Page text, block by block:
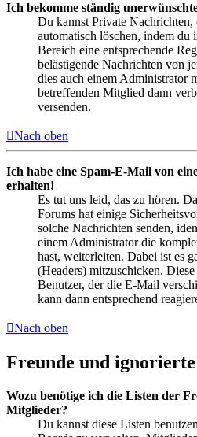
Ich bekomme ständig
Du kannst Private
automatisch löschen, indem du
Bereich eine entsprechende
belästigende Nachrichten von
dies auch einem Administrator
betreffenden Mitglied dann
versenden.
Nach oben
Ich habe eine Spam-E-Mail von
erhalten!
Es tut uns leid, das zu hören.
Forums hat einige
solche Nachrichten senden,
einem Administrator die
hast, weiterleiten. Dabei ist es
(Headers) mitzuschicken.
Benutzer, der die E-Mail
kann dann entsprechend
Nach oben
Freunde und
Wozu benötige ich die Listen der
Mitglieder?
Du kannst diese Listen